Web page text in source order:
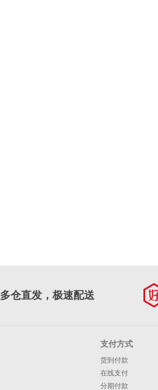
多仓直发，极速配送
支付方式
货到付款
在线支付
分期付款